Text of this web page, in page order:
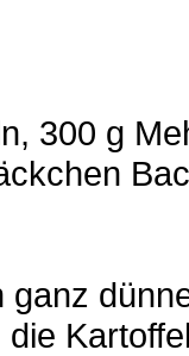
300 g
ganz